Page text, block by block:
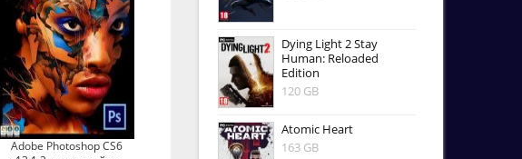
Adobe Photoshop CS6
Dying Light 2 Stay
Human: Reloaded
Edition
120 GB
Atomic Heart
163 GB